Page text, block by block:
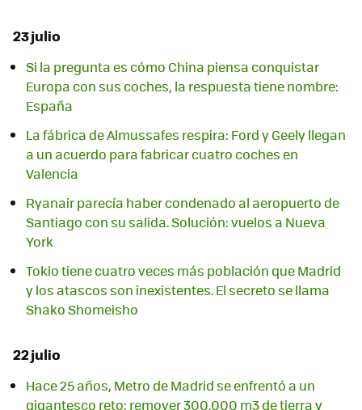
23 julio
Si la pregunta es cómo China piensa conquistar
Europa con sus coches, la respuesta tiene nombre:
España
La fábrica de Almussafes respira: Ford y Geely llegan
a un acuerdo para fabricar cuatro coches en
Valencia
Ryanair parecía haber condenado al aeropuerto de
Santiago con su salida. Solución: vuelos a Nueva
York
Tokio tiene cuatro veces más población que Madrid
y los atascos son inexistentes. El secreto se llama
Shako Shomeisho
22 julio
Hace 25 años, Metro de Madrid se enfrentó a un
gigantesco reto: remover 300.000 m3 de tierra y